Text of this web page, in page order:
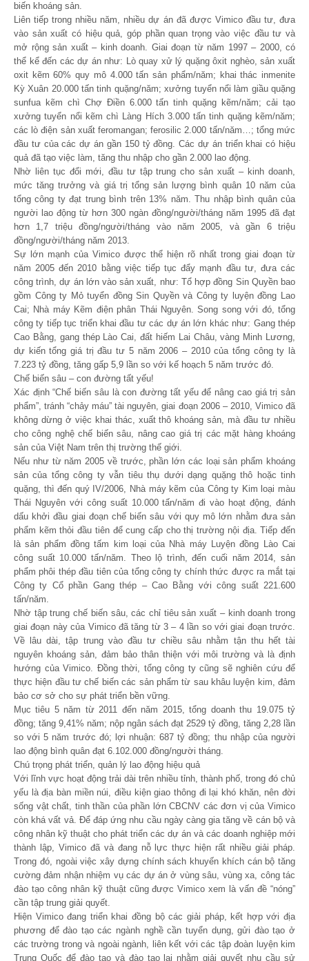
biến khoáng sản.
Liên tiếp trong nhiều năm, nhiều dự án đã được Vimico đầu tư, đưa
vào sản xuất có hiệu quả, góp phần quan trọng vào việc đầu tư và
mở rộng sản xuất – kinh doanh. Giai đoạn từ năm 1997 – 2000, có
thể kể đến các dự án như: Lò quay xử lý quặng ôxit nghèo, sản xuất
oxit kẽm 60% quy mô 4.000 tấn sản phẩm/năm; khai thác inmenite
Kỳ Xuân 20.000 tấn tinh quặng/năm; xưởng tuyển nổi làm giầu quặng
sunfua kẽm chì Chợ Điền 6.000 tấn tinh quặng kẽm/năm; cải tạo
xưởng tuyển nổi kẽm chì Làng Hích 3.000 tấn tinh quặng kẽm/năm;
các lò điện sản xuất feromangan; ferosilic 2.000 tấn/năm…; tổng mức
đầu tư của các dự án gần 150 tỷ đồng. Các dự án triển khai có hiệu
quả đã tạo việc làm, tăng thu nhập cho gần 2.000 lao động.
Nhờ liên tục đổi mới, đầu tư tập trung cho sản xuất – kinh doanh,
mức tăng trưởng và giá trị tổng sản lượng bình quân 10 năm của
tổng công ty đạt trung bình trên 13% năm. Thu nhập bình quân của
người lao động từ hơn 300 ngàn đồng/người/tháng năm 1995 đã đạt
hơn 1,7 triệu đồng/người/tháng vào năm 2005, và gần 6 triệu
đồng/người/tháng năm 2013.
Sự lớn mạnh của Vimico được thể hiện rõ nhất trong giai đoạn từ
năm 2005 đến 2010 bằng việc tiếp tục đẩy mạnh đầu tư, đưa các
công trình, dự án lớn vào sản xuất, như: Tổ hợp đồng Sin Quyền bao
gồm Công ty Mỏ tuyển đồng Sin Quyền và Công ty luyện đồng Lao
Cai; Nhà máy Kẽm điện phân Thái Nguyên. Song song với đó, tổng
công ty tiếp tục triển khai đầu tư các dự án lớn khác như: Gang thép
Cao Bằng, gang thép Lào Cai, đất hiếm Lai Châu, vàng Minh Lương,
dự kiến tổng giá trị đầu tư 5 năm 2006 – 2010 của tổng công ty là
7.223 tỷ đồng, tăng gấp 5,9 lần so với kế hoạch 5 năm trước đó.
Chế biến sâu – con đường tất yếu!
Xác định “Chế biến sâu là con đường tất yếu để nâng cao giá trị sản
phẩm”, tránh “chảy máu” tài nguyên, giai đoạn 2006 – 2010, Vimico đã
không dừng ở việc khai thác, xuất thô khoáng sản, mà đầu tư nhiều
cho công nghệ chế biến sâu, nâng cao giá trị các mặt hàng khoáng
sản của Việt Nam trên thị trường thế giới.
Nếu như từ năm 2005 về trước, phần lớn các loại sản phẩm khoáng
sản của tổng công ty vẫn tiêu thụ dưới dạng quặng thô hoặc tinh
quặng, thì đến quý IV/2006, Nhà máy kẽm của Công ty Kim loại màu
Thái Nguyên với công suất 10.000 tấn/năm đi vào hoạt động, đánh
dấu khởi đầu giai đoạn chế biến sâu với quy mô lớn nhằm đưa sản
phẩm kẽm thỏi đầu tiên để cung cấp cho thị trường nội địa. Tiếp đến
là sản phẩm đồng tấm kim loại của Nhà máy Luyện đồng Lào Cai
công suất 10.000 tấn/năm. Theo lộ trình, đến cuối năm 2014, sản
phẩm phôi thép đầu tiên của tổng công ty chính thức được ra mắt tại
Công ty Cổ phần Gang thép – Cao Bằng với công suất 221.600
tấn/năm.
Nhờ tập trung chế biến sâu, các chỉ tiêu sản xuất – kinh doanh trong
giai đoạn này của Vimico đã tăng từ 3 – 4 lần so với giai đoạn trước.
Về lâu dài, tập trung vào đầu tư chiều sâu nhằm tận thu hết tài
nguyên khoáng sản, đảm bảo thân thiện với môi trường và là định
hướng của Vimico. Đồng thời, tổng công ty cũng sẽ nghiên cứu để
thực hiện đầu tư chế biến các sản phẩm từ sau khâu luyện kim, đảm
bảo cơ sở cho sự phát triển bền vững.
Mục tiêu 5 năm từ 2011 đến năm 2015, tổng doanh thu 19.075 tỷ
đồng; tăng 9,41% năm; nộp ngân sách đạt 2529 tỷ đồng, tăng 2,28 lần
so với 5 năm trước đó; lợi nhuận: 687 tỷ đồng; thu nhập của người
lao động bình quân đạt 6.102.000 đồng/người tháng.
Chú trọng phát triển, quản lý lao động hiệu quả
Với lĩnh vực hoạt động trải dài trên nhiều tỉnh, thành phố, trong đó chủ
yếu là địa bàn miền núi, điều kiện giao thông đi lại khó khăn, nên đời
sống vật chất, tinh thần của phần lớn CBCNV các đơn vị của Vimico
còn khá vất vả. Để đáp ứng nhu cầu ngày càng gia tăng về cán bộ và
công nhân kỹ thuật cho phát triển các dự án và các doanh nghiệp mới
thành lập, Vimico đã và đang nỗ lực thực hiện rất nhiều giải pháp.
Trong đó, ngoài việc xây dựng chính sách khuyến khích cán bộ tăng
cường đảm nhận nhiệm vụ các dự án ở vùng sâu, vùng xa, công tác
đào tạo công nhân kỹ thuật cũng được Vimico xem là vấn đề “nóng”
cần tập trung giải quyết.
Hiện Vimico đang triển khai đồng bộ các giải pháp, kết hợp với địa
phương để đào tạo các ngành nghề cần tuyển dụng, gửi đào tạo ở
các trường trong và ngoài ngành, liên kết với các tập đoàn luyện kim
Trung Quốc để đào tạo và đào tạo lại nhằm giải quyết nhu cầu sử